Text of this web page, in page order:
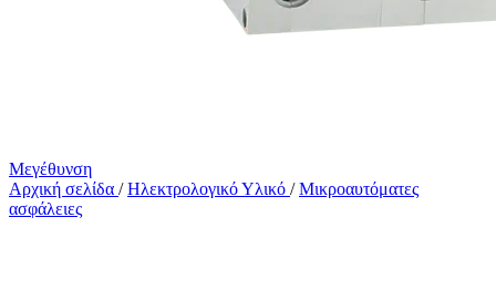
Μεγέθυνση
Αρχική σελίδα / Ηλεκτρολογικό Υλικό / Μικροαυτόματες
ασφάλειες